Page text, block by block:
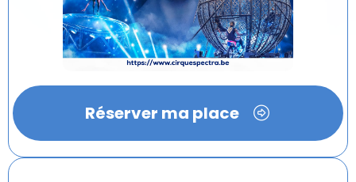
Réserver ma place